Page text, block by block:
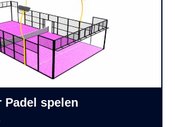
normen en eisen van het
toplaag wordt steeds vaker
fundering en zo ook voor
over deze interessante prijs-kwaliteit
deze video maar eens:
Padel spelen